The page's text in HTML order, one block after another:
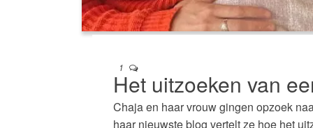
1
Het uitzoeken van
Chaja en haar vrouw gingen opzoek
haar nieuwste blog vertelt ze hoe het